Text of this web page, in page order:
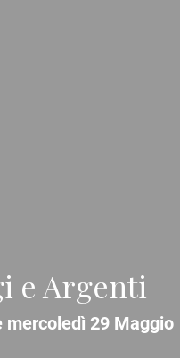
e Argenti
mercoledì 29 Maggio